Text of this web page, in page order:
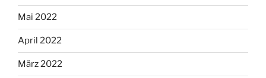
Mai 2022
April 2022
März 2022